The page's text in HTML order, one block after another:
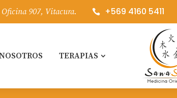
907, Vitacura.  +569 4160 5411
TERAPIAS